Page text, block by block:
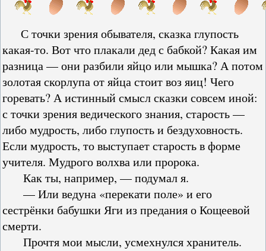
С точки зрения обывателя, сказка глупость
какая-то. Вот что плакали дед с бабкой? Какая им
разница — они разбили яйцо или мышка? А потом
золотая скорлупа от яйца стоит воз яиц! Чего
горевать? А истинный смысл сказки совсем иной:
с точки зрения ведического знания, старость —
либо мудрость, либо глупость и бездуховность.
Если мудрость, то выступает старость в форме
учителя. Мудрого волхва или пророка.
Как ты, например, — подумал я.
— Или ведуна «перекати поле» и его
сестрёнки бабушки Яги из предания о Кощеевой
смерти.
Прочтя мои мысли, усмехнулся хранитель.